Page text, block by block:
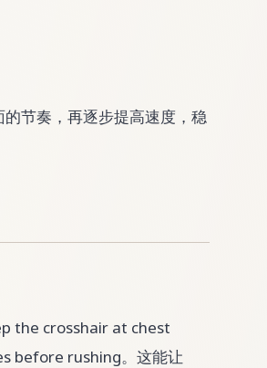
节奏，再逐步提高速度，稳
the crosshair at chest
before rushing。这能让